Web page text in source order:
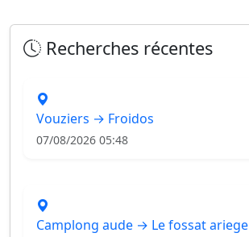
Recherches récentes
Vouziers → Froidos
07/08/2026 05:48
Camplong aude → Le fossat ariege